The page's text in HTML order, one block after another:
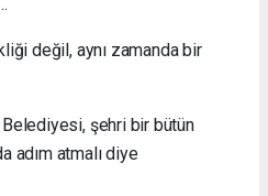
değil, aynı zamanda bir
şehri bir bütün
adım atmalı diye